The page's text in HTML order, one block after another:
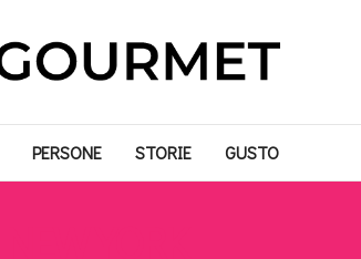
PERSONE STORIE GUSTO